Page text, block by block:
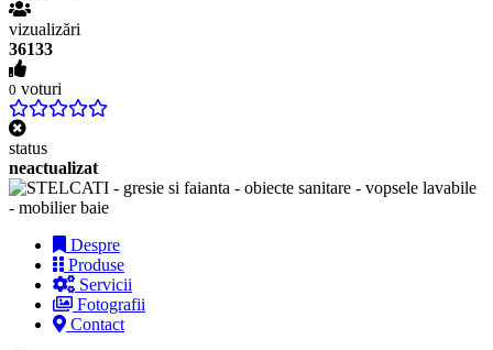
vizualizări
36133
0 voturi
status
neactualizat
Despre
Produse
Servicii
Fotografii
Contact